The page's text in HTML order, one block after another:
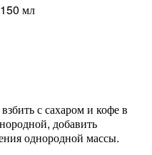
мл
с сахаром и кофе в
добавить
однородной массы.